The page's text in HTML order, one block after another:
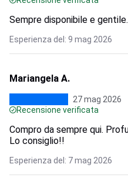
Sempre disponibile e gentile.
Esperienza del: 9 mag 2026
Mariangela A.
27 mag 2026
Recensione verificata
Compro da sempre qui.
Lo consiglio!!
Esperienza del: 7 mag 2026